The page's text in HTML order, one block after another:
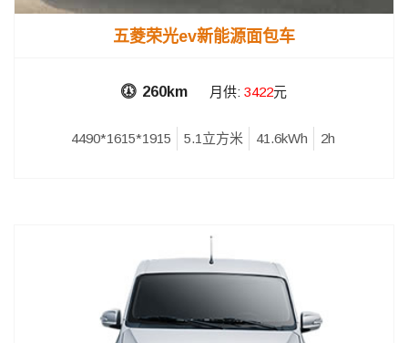
五菱荣光ev新能源面包车
260km 月供: 3422元
4490*1615*1915 5.1立方米 41.6kWh 2h